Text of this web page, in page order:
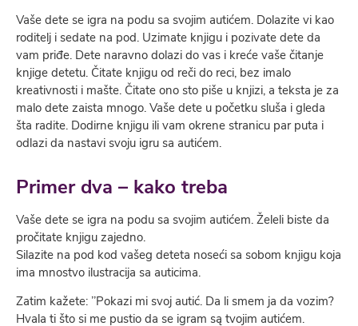
Vaše dete se igra na podu sa svojim autićem. Dolazite vi kao
roditelj i sedate na pod. Uzimate knjigu i pozivate dete da
vam priđe. Dete naravno dolazi do vas i kreće vaše čitanje
knjige detetu. Čitate knjigu od reči do reci, bez imalo
kreativnosti i mašte. Čitate ono sto piše u knjizi, a teksta je za
malo dete zaista mnogo. Vaše dete u početku sluša i gleda
šta radite. Dodirne knjigu ili vam okrene stranicu par puta i
odlazi da nastavi svoju igru sa autićem.
Primer dva – kako treba
Vaše dete se igra na podu sa svojim autićem. Želeli biste da
pročitate knjigu zajedno.
Silazite na pod kod vašeg deteta noseći sa sobom knjigu koja
ima mnostvo ilustracija sa auticima.
Zatim kažete: ’’Pokazi mi svoj autić. Da li smem ja da vozim?
Hvala ti što si me pustio da se igram są tvojim autićem.